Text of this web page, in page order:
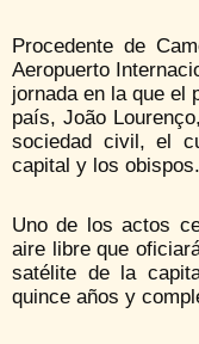
Procedente de
Aeropuerto
jornada en la que el
país, João
sociedad civil, el
capital y los obispos.
Uno de los actos
aire libre que
satélite de la
quince años y